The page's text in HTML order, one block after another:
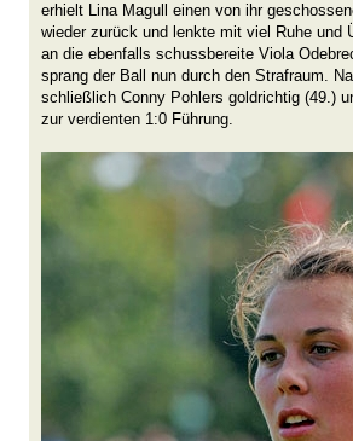
erhielt Lina Magull einen von ihr
wieder zurück und lenkte mit viel Ruhe und
an die ebenfalls schussbereite Viola
sprang der Ball nun durch den Strafraum.
schließlich Conny Pohlers goldrichtig (49.)
zur verdienten 1:0 Führung.